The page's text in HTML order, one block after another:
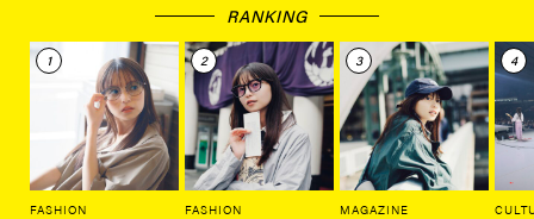
RANKING
FASHION
FASHION
MAGAZINE